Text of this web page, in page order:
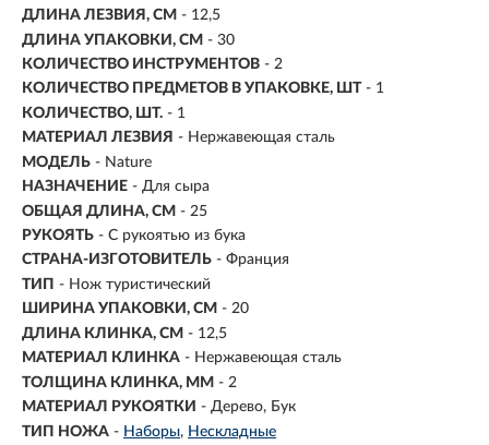
ДЛИНА ЛЕЗВИЯ, СМ - 12,5
ДЛИНА УПАКОВКИ, СМ - 30
КОЛИЧЕСТВО ИНСТРУМЕНТОВ - 2
КОЛИЧЕСТВО ПРЕДМЕТОВ В УПАКОВКЕ, ШТ - 1
КОЛИЧЕСТВО, ШТ. - 1
МАТЕРИАЛ ЛЕЗВИЯ - Нержавеющая сталь
МОДЕЛЬ - Nature
НАЗНАЧЕНИЕ - Для сыра
ОБЩАЯ ДЛИНА, СМ - 25
РУКОЯТЬ - С рукоятью из бука
СТРАНА-ИЗГОТОВИТЕЛЬ - Франция
ТИП - Нож туристический
ШИРИНА УПАКОВКИ, СМ - 20
ДЛИНА КЛИНКА, СМ - 12,5
МАТЕРИАЛ КЛИНКА - Нержавеющая сталь
ТОЛЩИНА КЛИНКА, ММ - 2
МАТЕРИАЛ РУКОЯТКИ - Дерево, Бук
ТИП НОЖА - Наборы
Нескладные